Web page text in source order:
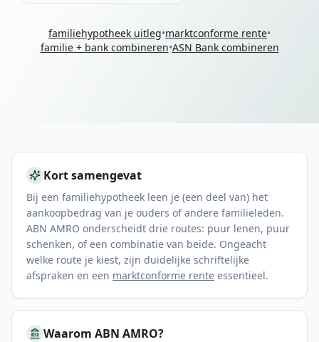
familiehypotheek uitleg•marktconforme rente•
familie + bank combineren•ASN Bank combineren
Kort samengevat
Bij een familiehypotheek leen je (een deel van) het
aankoopbedrag van je ouders of andere familieleden.
ABN AMRO onderscheidt drie routes: puur lenen, puur
schenken, of een combinatie van beide. Ongeacht
welke route je kiest, zijn duidelijke schriftelijke
afspraken en een marktconforme rente essentieel.
Waarom ABN AMRO?